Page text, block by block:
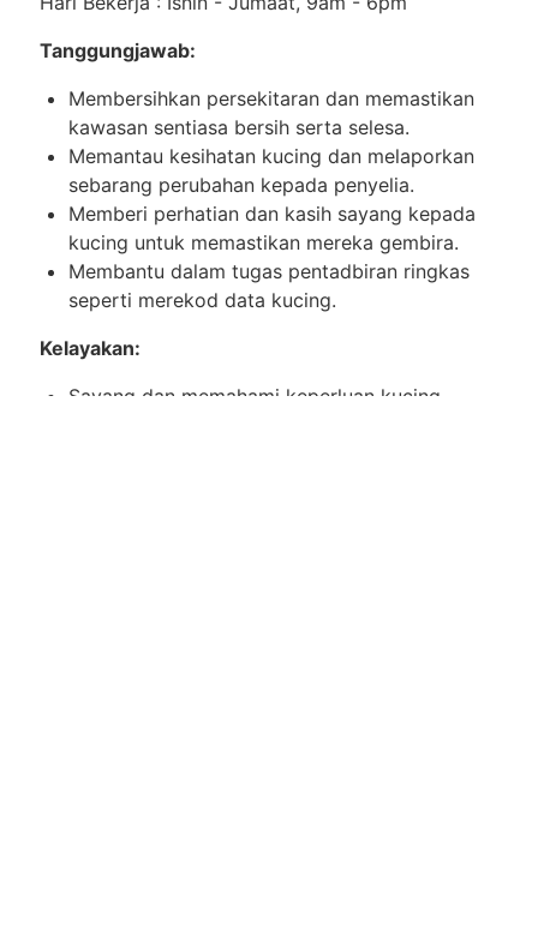
Tanggungjawab:
Membersihkan persekitaran dan memastikan
kawasan sentiasa bersih serta selesa.
Memantau kesihatan kucing dan melaporkan
sebarang perubahan kepada penyelia.
Memberi perhatian dan kasih sayang kepada
kucing untuk memastikan mereka gembira.
Membantu dalam tugas pentadbiran ringkas
seperti merekod data kucing.
Kelayakan:
Sayang dan memahami keperluan kucing.